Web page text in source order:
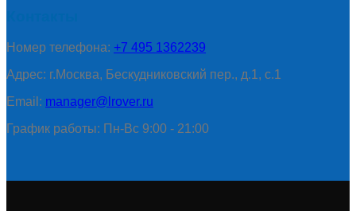
Номер телефона: +7 495 1362239
Адрес: г.Москва, Бескудниковский пер., д.1, с.1
Email: manager@lrover.ru
График работы: Пн-Вс 9:00 - 21:00